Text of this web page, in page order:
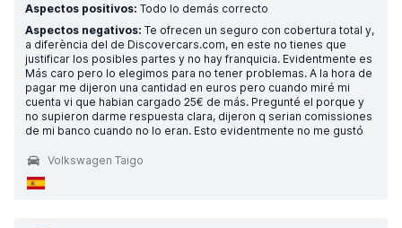
Aspectos positivos: Todo lo demás correcto
Aspectos negativos: Te ofrecen un seguro con cobertura total y,
a diferència del de Discovercars.com, en este no tienes que
justificar los posibles partes y no hay franquicia. Evidentmente es
Más caro pero lo elegimos para no tener problemas. A la hora de
pagar me dijeron una cantidad en euros pero cuando miré mi
cuenta vi que habian cargado 25€ de más. Pregunté el porque y
no supieron darme respuesta clara, dijeron q serian comissiones
de mi banco cuando no lo eran. Esto evidentmente no me gustó
Volkswagen Taigo